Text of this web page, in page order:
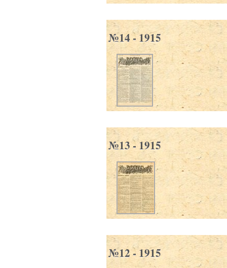
№14 - 1915
№13 - 1915
№12 - 1915